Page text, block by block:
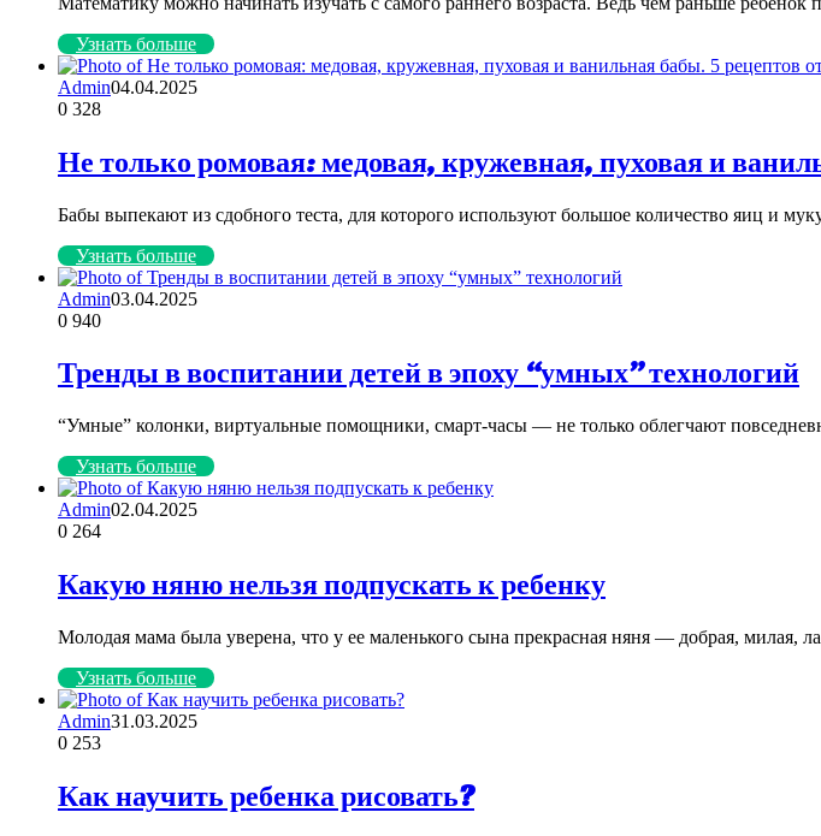
Узнать больше
Admin04.04.2025
0 328
Не только ромовая: медовая, кружевная, пуховая и
Бабы выпекают из сдобного теста, для которого используют большое количество яиц и
Узнать больше
Admin03.04.2025
0 940
Тренды в воспитании детей в эпоху “умных” технологий
“Умные” колонки, виртуальные помощники, смарт-часы — не только облегчают
Узнать больше
Admin02.04.2025
0 264
Какую няню нельзя подпускать к ребенку
Молодая мама была уверена, что у ее маленького сына прекрасная няня — добрая, милая,
Узнать больше
Admin31.03.2025
0 253
Как научить ребенка рисовать?